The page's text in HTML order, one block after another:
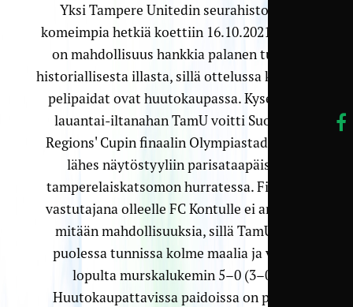
Yksi Tampere Unitedin seurahistorian
komeimpia hetkiä koettiin 16.10.2021, ja nyt
on mahdollisuus hankkia palanen tuosta
historiallisesta illasta, sillä ottelussa käytetyt
pelipaidat ovat huutokaupassa. Kyseisenä
lauantai-iltanahan TamU voitti Suomen
Regions' Cupin finaalin Olympiastadionilla
lähes näytöstyyliin parisataapäisen
tamperelaiskatsomon hurratessa. Finaalin
vastutajana olleelle FC Kontulle ei annettu
mitään mahdollisuuksia, sillä TamU iski
puolessa tunnissa kolme maalia ja voitti
lopulta murskalukemin 5–0 (3–0).
Huutokaupattavissa paidoissa on paitaa